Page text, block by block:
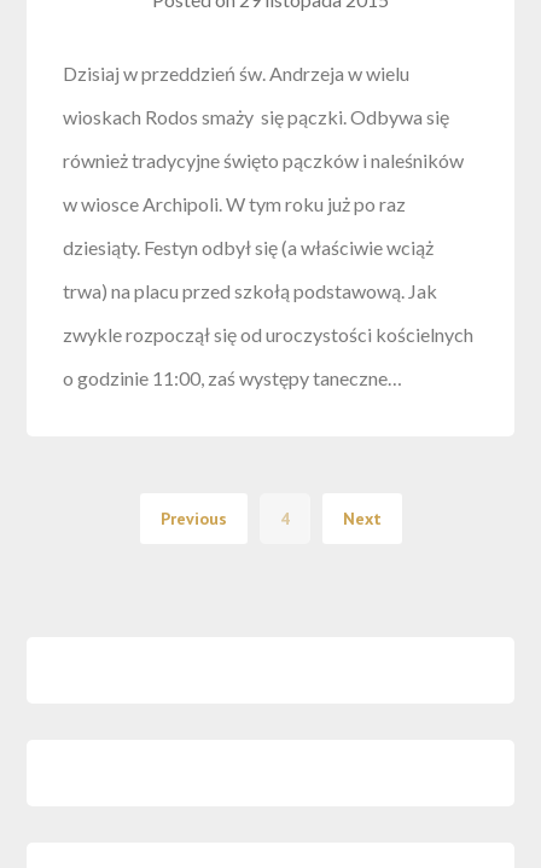
Dzisiaj w przeddzień św. Andrzeja w wielu
wioskach Rodos smaży się pączki. Odbywa się
również tradycyjne święto pączków i naleśników
w wiosce Archipoli. W tym roku już po raz
dziesiąty. Festyn odbył się (a właściwie wciąż
trwa) na placu przed szkołą podstawową. Jak
zwykle rozpoczął się od uroczystości kościelnych
o godzinie 11:00, zaś występy taneczne…
Previous 4 Next